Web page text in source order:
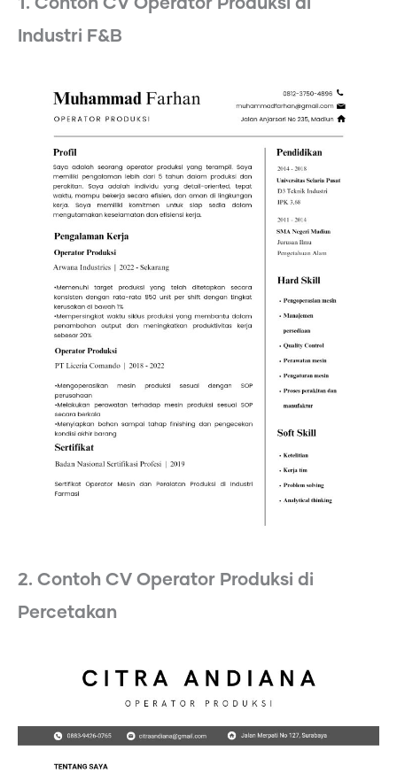
1. Contoh CV Operator Produksi di
Industri F&B
2. Contoh CV Operator Produksi di
Percetakan